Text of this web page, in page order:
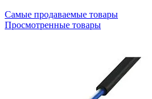
Самые продаваемые товары
Просмотренные товары